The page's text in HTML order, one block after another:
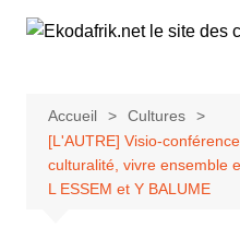
Accueil
Cultures
[L'AUTRE] Visio-
culturalité, vivre ensemble
L ESSEM et Y BALUME